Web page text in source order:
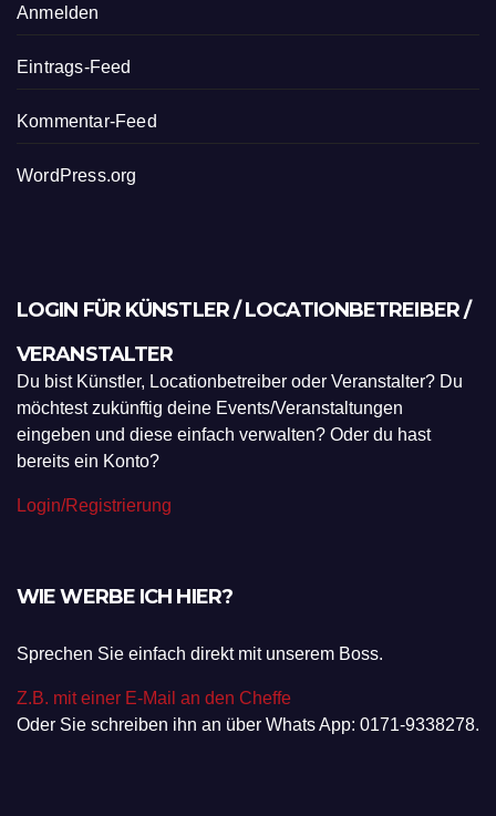
Anmelden
Eintrags-Feed
Kommentar-Feed
WordPress.org
LOGIN FÜR KÜNSTLER / LOCATIONBETREIBER /
VERANSTALTER
Du bist Künstler, Locationbetreiber oder Veranstalter? Du
möchtest zukünftig deine Events/Veranstaltungen
eingeben und diese einfach verwalten? Oder du hast
bereits ein Konto?
Login/Registrierung
WIE WERBE ICH HIER?
Sprechen Sie einfach direkt mit unserem Boss.
Z.B. mit einer E-Mail an den Cheffe
Oder Sie schreiben ihn an über Whats App: 0171-9338278.